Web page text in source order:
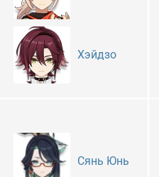
Хэйдзо
Сянь Юнь